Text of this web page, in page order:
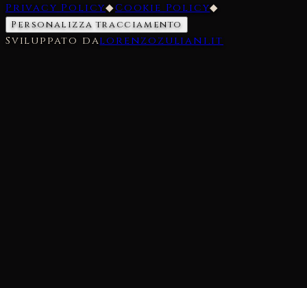
Privacy Policy◆Cookie Policy◆
Personalizza tracciamento
Sviluppato dalorenzozuliani.it